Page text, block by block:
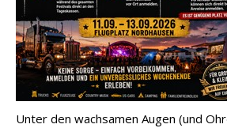
Unter den wachsamen Augen (und